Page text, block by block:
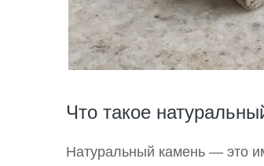
Что такое
Натуральный камень — это